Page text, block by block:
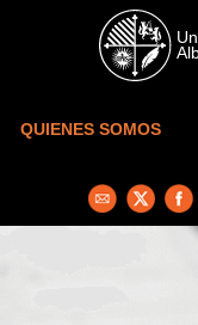
Skip to main content
QUIENES SOMOS